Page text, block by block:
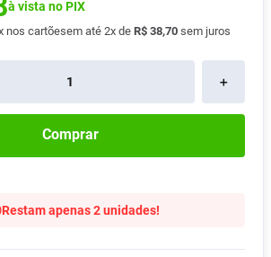
à vista no PIX
nos cartõesem até 2x de R$ 38,70 sem juros
＋
Comprar
Restam apenas 2 unidades!